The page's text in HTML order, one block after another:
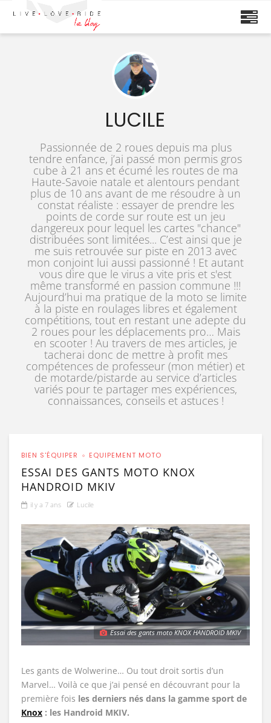
LUCILE
Passionnée de 2 roues depuis ma plus
tendre enfance, j’ai passé mon permis gros
cube à 21 ans et écumé les routes de ma
Haute-Savoie natale et alentours pendant
plus de 10 ans avant de me résoudre à un
constat réaliste : essayer de prendre les
points de corde sur route est un jeu
dangereux pour lequel les cartes "chance"
distribuées sont limitées... C’est ainsi que je
me suis retrouvée sur piste en 2013 avec
mon conjoint lui aussi passionné ! Et autant
vous dire que le virus a vite pris et s'est
même transformé en passion commune !!!
Aujourd’hui ma pratique de la moto se limite
à la piste en roulages libres et également
compétitions, tout en restant une adepte du
2 roues pour les déplacements pro… Mais
en scooter ! Au travers de mes articles, je
tacherai donc de mettre à profit mes
compétences de professeur (mon métier) et
de motarde/pistarde au service d’articles
variés pour te partager mes expériences,
connaissances, conseils et astuces !
BIEN S'ÉQUIPER EQUIPEMENT MOTO
ESSAI DES GANTS MOTO KNOX
HANDROID MKIV
il y a 7 ans Lucile
Essai des gants moto KNOX HANDROID MKIV
Les gants de Wolwerine… Ou tout droit sortis d’un
Marvel… Voilà ce que j’ai pensé en découvrant pour la
première fois les derniers nés dans la gamme sport de
Knox : les Handroid MKIV.